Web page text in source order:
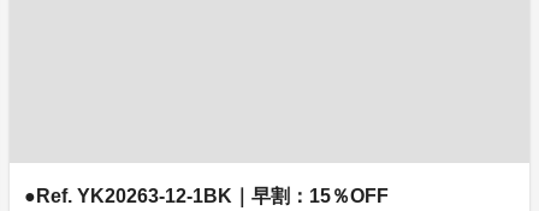
●Ref. YK20263-12-1BK｜早割：15％OFF